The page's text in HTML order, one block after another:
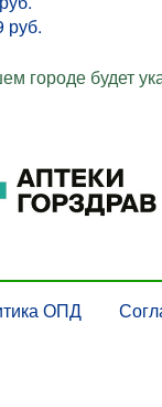
руб.
городе будет
ОПД